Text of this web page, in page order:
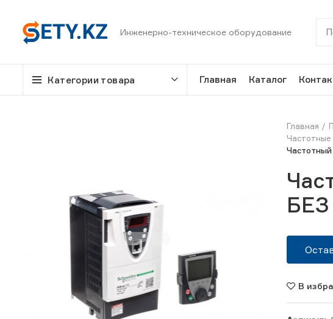
Инженерно-техническое оборудование
Категории товара Главная Каталог
Главная
Частотные
Частотный
БЕЗ
В